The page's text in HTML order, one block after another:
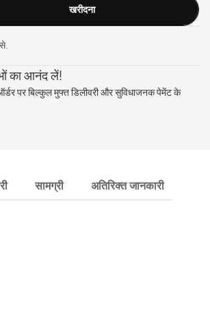
खरीदना
का आनंद लें!
पर बिल्कुल मुफ्त डिलीवरी और सुविधाजनक पेमेंट के
सामग्री अतिरिक्त जानकारी